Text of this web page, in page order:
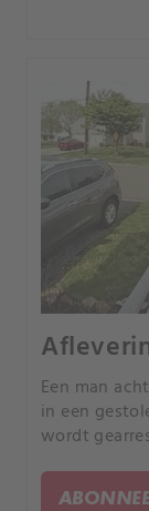
Een man
in een
wordt